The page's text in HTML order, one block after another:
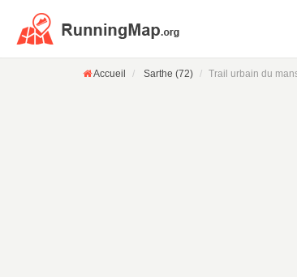
Accueil Sarthe (72) Trail urbain du